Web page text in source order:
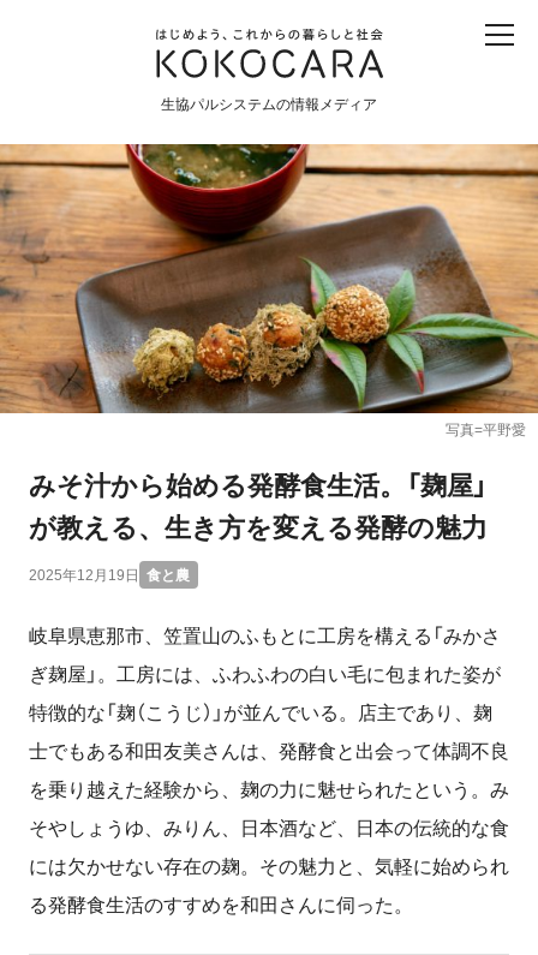
生協パルシステムの情報メディア
産直 食育 食べる 震災
食と農
暮らしと社会
環境と平和
生協の宅配パルシステム
写真=平野愛
みそ汁から始める発酵食生活。「麹屋」
が教える、生き方を変える発酵の魅力
2025年12月19日 食と農
岐阜県恵那市、笠置山のふもとに工房を構える「みかさ
ぎ麹屋」。工房には、ふわふわの白い毛に包まれた姿が
特徴的な「麹（こうじ）」が並んでいる。店主であり、麹
士でもある和田友美さんは、発酵食と出会って体調不良
を乗り越えた経験から、麹の力に魅せられたという。み
そやしょうゆ、みりん、日本酒など、日本の伝統的な食
には欠かせない存在の麹。その魅力と、気軽に始められ
る発酵食生活のすすめを和田さんに伺った。